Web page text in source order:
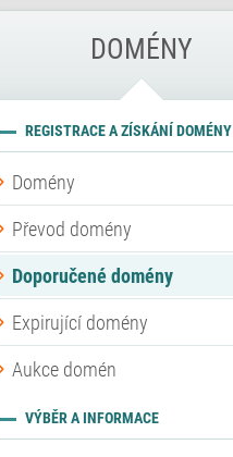
DOMÉNY
REGISTRACE A ZÍSKÁNÍ DOMÉNY
Domény
Převod domény
Doporučené domény
Expirující domény
Aukce domén
VÝBĚR A INFORMACE